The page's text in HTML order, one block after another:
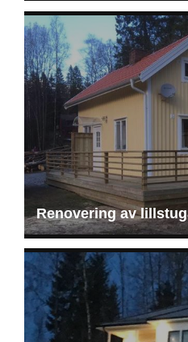
Renovering av